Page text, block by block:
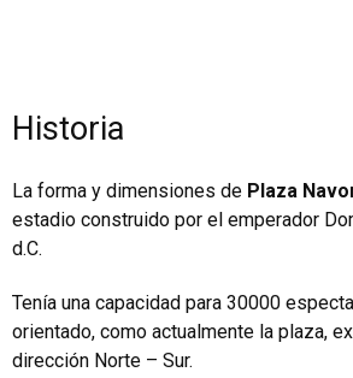
Historia
La forma y dimensiones de Plaza
estadio construido por el emperador
d.C.
Tenía una capacidad para 30000
orientado, como actualmente la plaza,
dirección Norte – Sur.